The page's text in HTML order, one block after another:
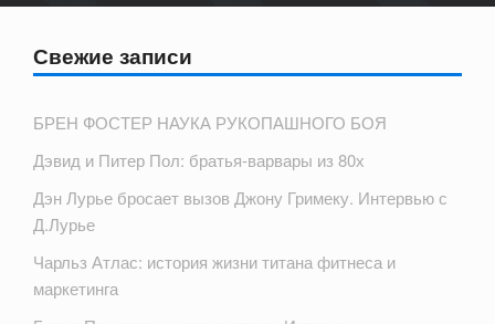
Свежие записи
БРЕН ФОСТЕР НАУКА РУКОПАШНОГО БОЯ
Дэвид и Питер Пол: братья-варвары из 80х
Дэн Лурье бросает вызов Джону Гримеку. Интервью с
Д.Лурье
Чарльз Атлас: история жизни титана фитнеса и
маркетинга